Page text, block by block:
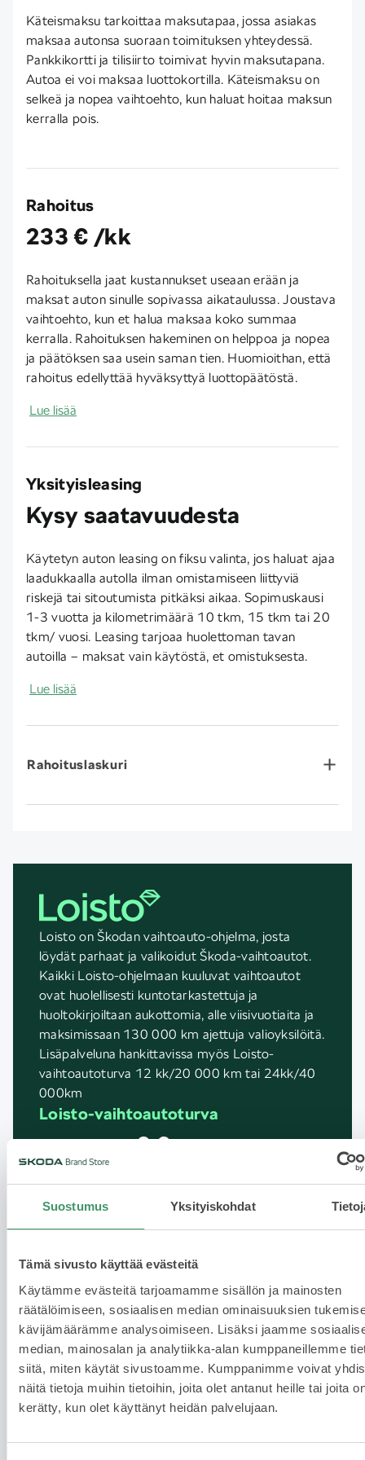
Suostumus Yksityiskohdat
Tämä sivusto käyttää evästeitä
Käytämme evästeitä tarjoamamme sisällön ja mainosten
räätälöimiseen, sosiaalisen median ominaisuuksien
kävijämäärämme analysoimiseen. Lisäksi jaamme
median, mainosalan ja analytiikka-alan kumppaneillemme
siitä, miten käytät sivustoamme. Kumppanimme voivat
näitä tietoja muihin tietoihin, joita olet antanut heille tai joita
kerätty, kun olet käyttänyt heidän palvelujaan.
Käteismaksu tarkoittaa maksutapaa, jossa asiakas
maksaa autonsa suoraan toimituksen yhteydessä.
Pankkikortti ja tilisiirto toimivat hyvin maksutapana.
Autoa ei voi maksaa luottokortilla. Käteismaksu on
selkeä ja nopea vaihtoehto, kun haluat hoitaa maksun
kerralla pois.
Rahoitus
233 € /kk
Rahoituksella jaat kustannukset useaan erään ja
maksat auton sinulle sopivassa aikataulussa. Joustava
vaihtoehto, kun et halua maksaa koko summaa
kerralla. Rahoituksen hakeminen on helppoa ja nopea
ja päätöksen saa usein saman tien. Huomioithan, että
rahoitus edellyttää hyväksyttyä luottopäätöstä.
Lue lisää
Yksityisleasing
Kysy saatavuudesta
Käytetyn auton leasing on fiksu valinta, jos haluat ajaa
laadukkaalla autolla ilman omistamiseen liittyviä
riskejä tai sitoutumista pitkäksi aikaa. Sopimuskausi
1-3 vuotta ja kilometrimäärä 10 tkm, 15 tkm tai 20
tkm/ vuosi. Leasing tarjoaa huolettoman tavan
autoilla – maksat vain käytöstä, et omistuksesta.
Lue lisää
Rahoituslaskuri
Loisto on Škodan vaihtoauto-ohjelma, josta
löydät parhaat ja valikoidut Škoda-vaihtoautot.
Kaikki Loisto-ohjelmaan kuuluvat vaihtoautot
ovat huolellisesti kuntotarkastettuja ja
huoltokirjoiltaan aukottomia, alle viisivuotiaita ja
maksimissaan 130 000 km ajettuja valioyksilöitä.
Lisäpalveluna hankittavissa myös Loisto-
vaihtoautoturva 12 kk/20 000 km tai 24kk/40
000km
Loisto-vaihtoautoturva
0 €
24kk tai 40 000km 590 € 1180 €
Lue lisää Loistovaihtoautoista
Škoda Huoleton
Škoda Huoleton on Huolenpitosopimus, jolla
varmistat parhaan jälleenmyyntiarvon
vaihtoautollesi. Laadukkaasti huollettu auto on
käytetyn auton ostajalle luotettavin vaihtoehto.
Škoda Huolenpitosopimuksella saat